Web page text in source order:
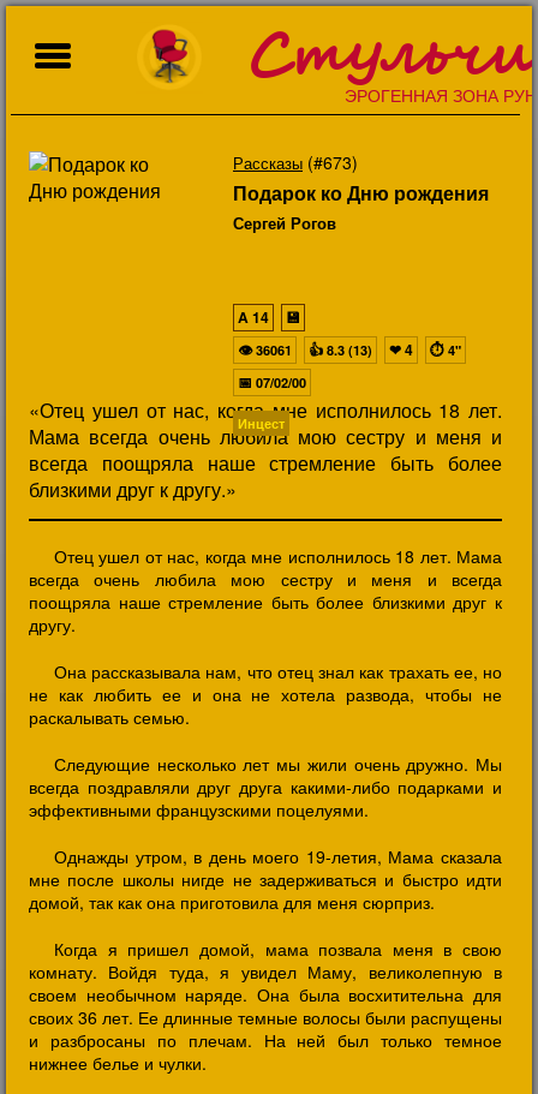
ЭРОГЕННАЯ ЗОНА
Рассказы (#673)
Подарок ко Дню рождения
Сергей Рогов
«Отец ушел от нас, когда мне исполнилось 18 лет.
Мама всегда очень любила мою сестру и меня и
всегда поощряла наше стремление быть более
близкими друг к другу.»
A14
💾
👁36061 👍 8.3 (13) ❤4 ⏱ 4"
📅 07/02/00
Инцест
Отец ушел от нас, когда мне исполнилось 18 лет. Мама
всегда очень любила мою сестру и меня и всегда
поощряла наше стремление быть более близкими друг к
другу.
Она рассказывала нам, что отец знал как трахать ее, но
не как любить ее и она не хотела развода, чтобы не
раскалывать семью.
Следующие несколько лет мы жили очень дружно. Мы
всегда поздравляли друг друга какими-либо подарками и
эффективными французскими поцелуями.
Однажды утром, в день моего 19-летия, Мама сказала
мне после школы нигде не задерживаться и быстро идти
домой, так как она приготовила для меня сюрприз.
Когда я пришел домой, мама позвала меня в свою
комнату. Войдя туда, я увидел Маму, великолепную в
своем необычном наряде. Она была восхитительна для
своих 36 лет. Ее длинные темные волосы были распущены
и разбросаны по плечам. На ней был только темное
нижнее белье и чулки.